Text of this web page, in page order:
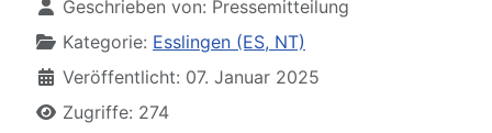
Geschrieben von: Pressemitteilung
Kategorie: Esslingen (ES, NT)
Veröffentlicht: 07. Januar 2025
Zugriffe: 274